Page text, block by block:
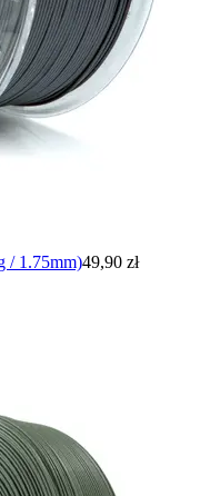
/ 1.75mm)49,90 zł